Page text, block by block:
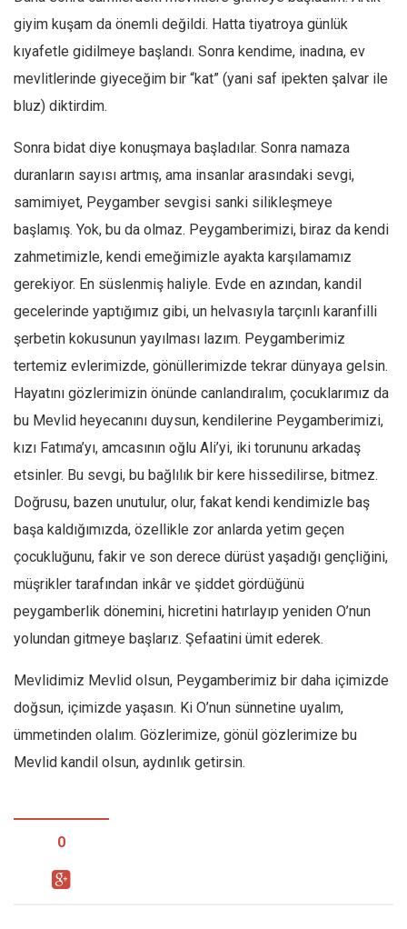
giyim kuşam da önemli değildi. Hatta tiyatroya günlük
kıyafetle gidilmeye başlandı. Sonra kendime, inadına, ev
mevlitlerinde giyeceğim bir “kat” (yani saf ipekten şalvar ile
bluz) diktirdim.
Sonra bidat diye konuşmaya başladılar. Sonra namaza
duranların sayısı artmış, ama insanlar arasındaki sevgi,
samimiyet, Peygamber sevgisi sanki silikleşmeye
başlamış. Yok, bu da olmaz. Peygamberimizi, biraz da kendi
zahmetimizle, kendi emeğimizle ayakta karşılamamız
gerekiyor. En süslenmiş haliyle. Evde en azından, kandil
gecelerinde yaptığımız gibi, un helvasıyla tarçınlı karanfilli
şerbetin kokusunun yayılması lazım. Peygamberimiz
tertemiz evlerimizde, gönüllerimizde tekrar dünyaya gelsin.
Hayatını gözlerimizin önünde canlandıralım, çocuklarımız da
bu Mevlid heyecanını duysun, kendilerine Peygamberimizi,
kızı Fatıma’yı, amcasının oğlu Ali’yi, iki torununu arkadaş
etsinler. Bu sevgi, bu bağlılık bir kere hissedilirse, bitmez.
Doğrusu, bazen unutulur, olur, fakat kendi kendimizle baş
başa kaldığımızda, özellikle zor anlarda yetim geçen
çocukluğunu, fakir ve son derece dürüst yaşadığı gençliğini,
müşrikler tarafından inkâr ve şiddet gördüğünü
peygamberlik dönemini, hicretini hatırlayıp yeniden O’nun
yolundan gitmeye başlarız. Şefaatini ümit ederek.
Mevlidimiz Mevlid olsun, Peygamberimiz bir daha içimizde
doğsun, içimizde yaşasın. Ki O’nun sünnetine uyalım,
ümmetinden olalım. Gözlerimize, gönül gözlerimize bu
Mevlid kandil olsun, aydınlık getirsin.
0